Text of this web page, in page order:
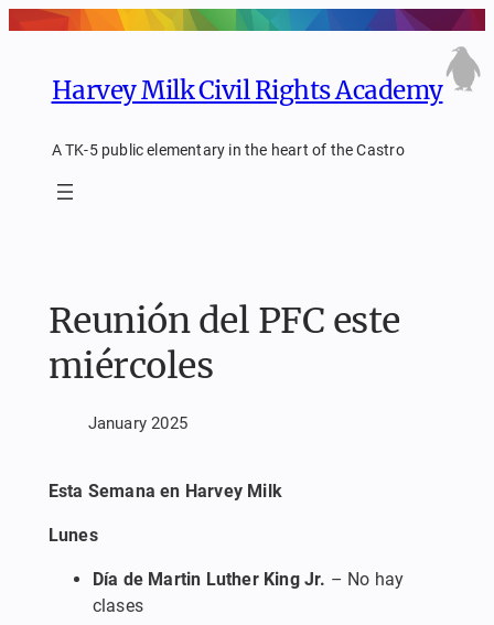
Skip
Harvey Milk Civil Rights Academy
A TK-5 public elementary in the heart of the Castro
Reunión del PFC este
miércoles
January 2025
Esta Semana en Harvey Milk
Lunes
Día de Martin Luther King Jr. – No hay
clases